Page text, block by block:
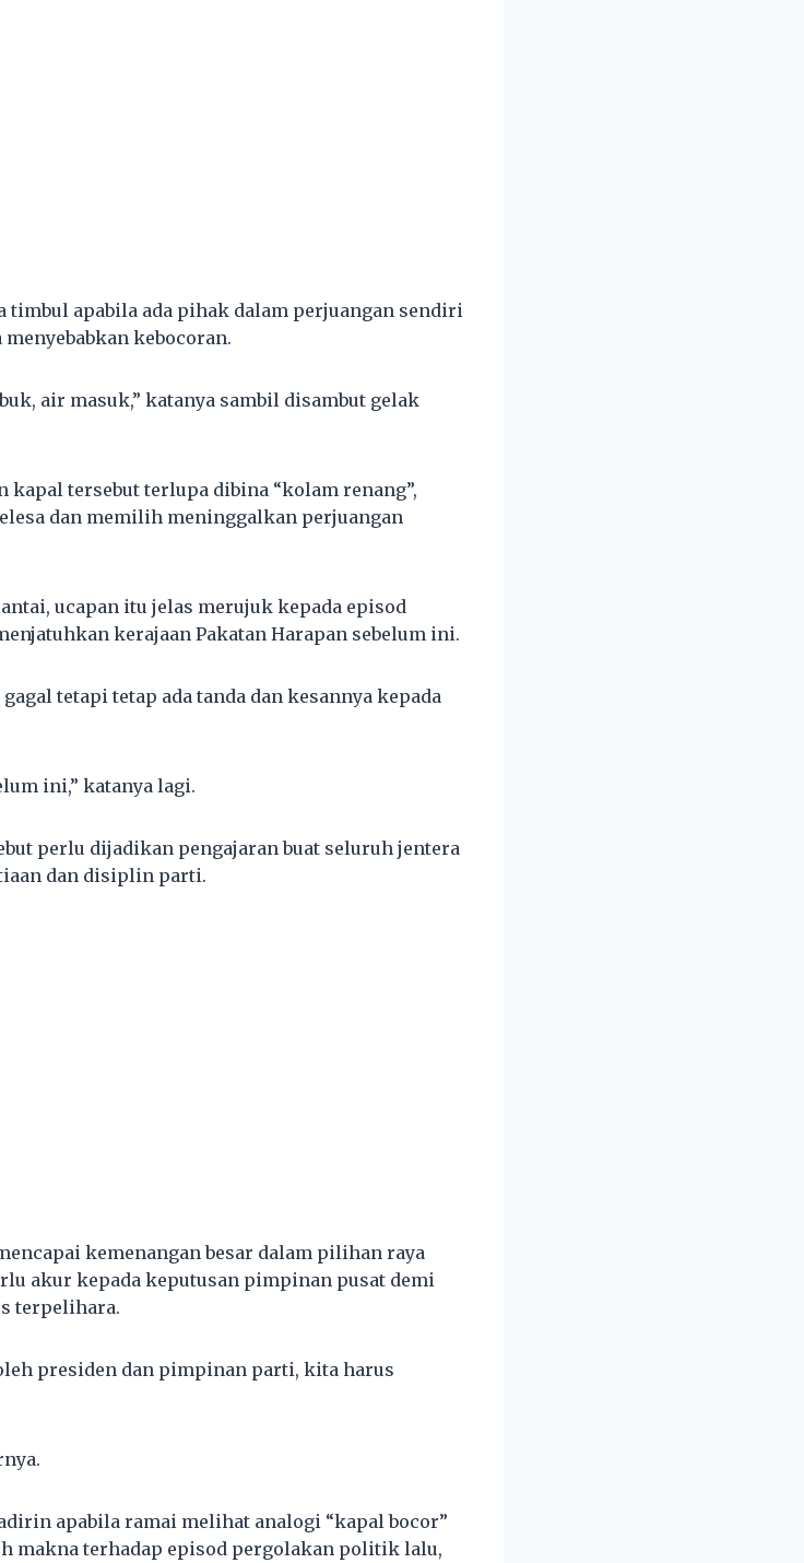
timbul apabila ada pihak dalam perjuangan sendiri
kebocoran.
air masuk,” katanya sambil disambut gelak
tersebut terlupa dibina “kolam renang”,
dan memilih meninggalkan perjuangan
ucapan itu jelas merujuk kepada episod
kerajaan Pakatan Harapan sebelum ini.
tetapi tetap ada tanda dan kesannya kepada
ini,” katanya lagi.
perlu dijadikan pengajaran buat seluruh jentera
dan disiplin parti.
kemenangan besar dalam pilihan raya
akur kepada keputusan pimpinan pusat demi
terpelihara.
presiden dan pimpinan parti, kita harus
apabila ramai melihat analogi “kapal bocor”
makna terhadap episod pergolakan politik lalu,